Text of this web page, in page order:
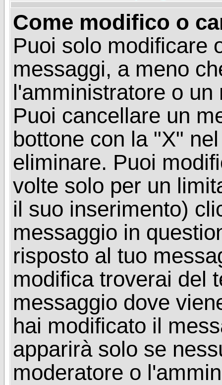
Come modifico o
Puoi solo modificare
messaggi, a meno
l'amministratore o
Puoi cancellare un
bottone con la "X"
eliminare. Puoi
volte solo per un
il suo inserimento)
messaggio in
risposto al tuo
modifica troverai del
messaggio dove
hai modificato il
apparirà solo se
moderatore o